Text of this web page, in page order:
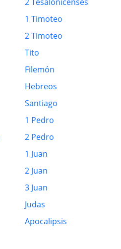
1 Timoteo
2 Timoteo
Tito
Filemón
Hebreos
Santiago
1 Pedro
2 Pedro
1 Juan
2 Juan
3 Juan
Judas
Apocalipsis